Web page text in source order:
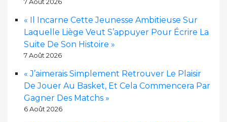
« Il Incarne Cette Jeunesse Ambitieuse Sur
Laquelle Liège Veut S’appuyer Pour Écrire La
Suite De Son Histoire »
7 Août 2026
« J’aimerais Simplement Retrouver Le Plaisir
De Jouer Au Basket, Et Cela Commencera Par
Gagner Des Matchs »
6 Août 2026